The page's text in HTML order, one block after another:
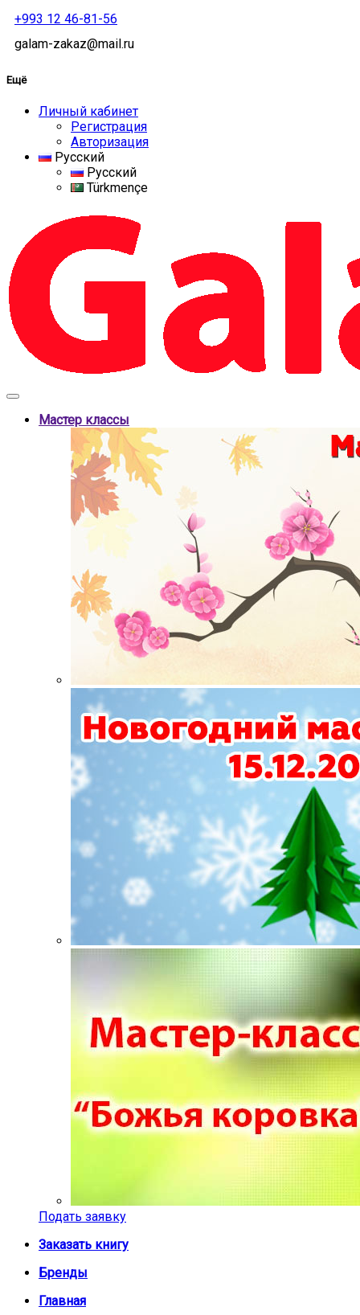
+993 12 46-81-56
galam-zakaz@mail.ru
Ещё
Личный кабинет
Регистрация
Авторизация
Русский
Русский
Türkmençe
Мастер классы
Подать заявку
Заказать книгу
Бренды
Главная